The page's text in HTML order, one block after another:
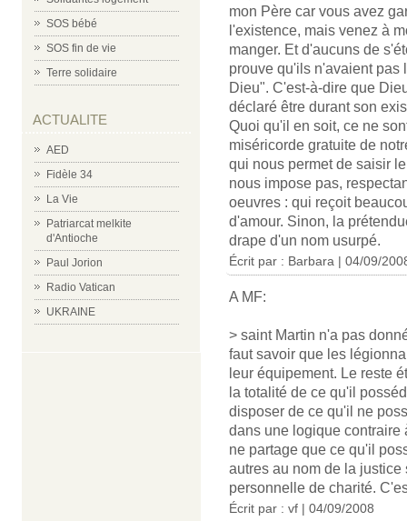
SOS bébé
SOS fin de vie
Terre solidaire
ACTUALITE
AED
Fidèle 34
La Vie
Patriarcat melkite
d'Antioche
Paul Jorion
Radio Vatican
UKRAINE
mon Père car vous avez
l'existence, mais venez à
manger. Et d'aucuns de
prouve qu'ils n'avaient pas
Dieu". C'est-à-dire que
déclaré être durant son
Quoi qu'il en soit, ce ne
miséricorde gratuite de
qui nous permet de saisir
nous impose pas,
oeuvres : qui reçoit
d'amour. Sinon, la
drape d'un nom usurpé.
Écrit par : Barbara | 04/09/
A MF:
> saint Martin n'a pas
faut savoir que les
leur équipement. Le reste
la totalité de ce qu'il
disposer de ce qu'il ne
dans une logique contraire
ne partage que ce qu'il
autres au nom de la
personnelle de charité.
Écrit par : vf | 04/09/2008